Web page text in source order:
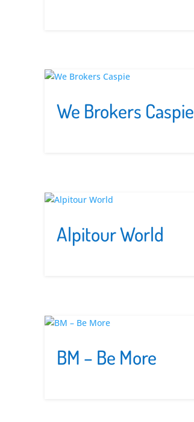
We Brokers Caspie
Alpitour World
BM – Be More